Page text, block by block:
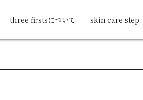
three firstsについて skin care step